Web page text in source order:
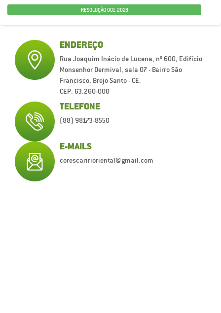
RESOLUÇÃO 001.2023
ENDEREÇO
Rua Joaquim Inácio de Lucena, nº 600, Edifício
Monsenhor Dermival, sala 07 - Bairro São
Francisco, Brejo Santo - CE.
CEP: 63.260-000
TELEFONE
(88) 98173-8550
E-MAILS
corescaririoriental@gmail.com